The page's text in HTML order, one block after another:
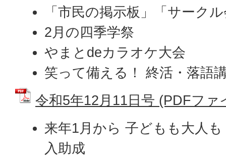
「市民の掲示板」「サーク
2月の四季学祭
やまとdeカラオケ大会
笑って備える！ 終活・落語
令和5年12月11日号 (PDFファ
来年1月から 子どもも大人
入助成